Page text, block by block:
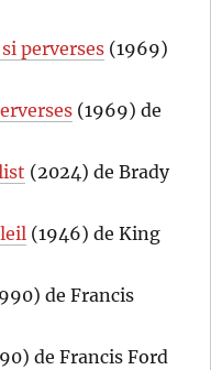
perverses (1969)
(1969) de
(2024) de Brady
(1946) de King
de Francis
de Francis Ford